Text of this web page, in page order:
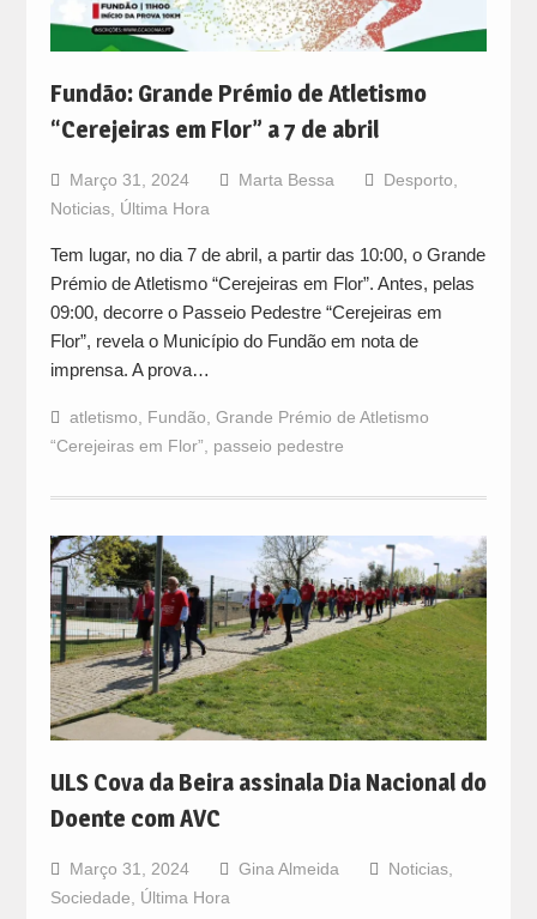
Fundão: Grande Prémio de Atletismo
“Cerejeiras em Flor” a 7 de abril
Março 31, 2024 Marta Bessa Desporto,
Noticias, Última Hora
Tem lugar, no dia 7 de abril, a partir das 10:00, o Grande
Prémio de Atletismo “Cerejeiras em Flor”. Antes, pelas
09:00, decorre o Passeio Pedestre “Cerejeiras em
Flor”, revela o Município do Fundão em nota de
imprensa. A prova…
atletismo, Fundão, Grande Prémio de Atletismo
“Cerejeiras em Flor”, passeio pedestre
ULS Cova da Beira assinala Dia Nacional do
Doente com AVC
Março 31, 2024 Gina Almeida Noticias,
Sociedade
Última Hora